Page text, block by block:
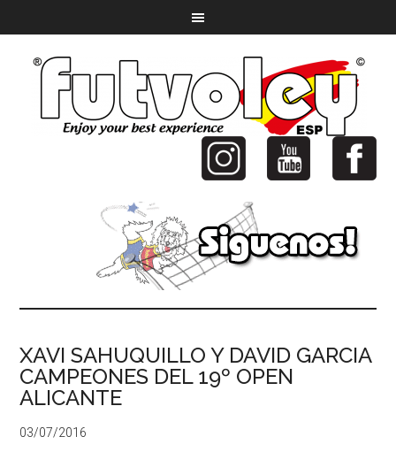
XAVI SAHUQUILLO Y DAVID GARCIA
CAMPEONES DEL 19º OPEN
ALICANTE
03/07/2016